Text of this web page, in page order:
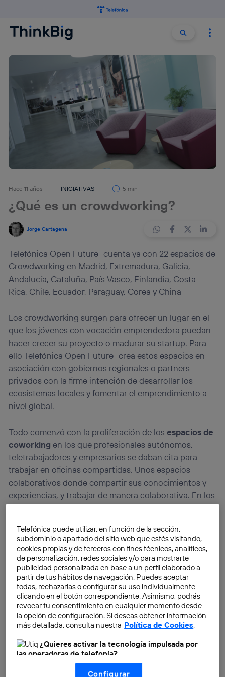
Buscar
Hace 11 años INICIATIVAS 5 min
¿Qué es un crowdworking?
Jorge Cartagena
Telefónica Open Future_ cuenta ya con 22 espacios de
Crowdworking en Madrid, Extremadura, Galicia,
Andalucía, Cataluña, País Vasco, Finlandia, Costa
Rica, Chile, Ecuador, Paraguay, Corea y China
Los crowdworking surgen para ofrecer un lugar en el
que los jóvenes con vocación emprendedora puedan
hacer crecer su proyecto o madurar su startup. Para
ello Telefónica Open Future_ crea estos espacios en
asociación con gobiernos regionales o partners
privados con la firme intención de desarrollar los
ecosistemas locales y fomentar el emprendimiento a
nivel global.
Todo comenzó con la proliferación de losespacios de
coworking en los que profesionales autónomos,
teletrabajadores y empresarios se daban cita para
trabajar en oficinas compartidas. Unos espacios
colaborativos donde compartir sus conocimientos y
experiencias, y trabajar de manera colaborativa. En los
coworking existe la figura del gestor, cuya misión es
y personales para sus miembros.
Telefónica puede utilizar, en función de la sección,
subdominio o apartado del sitio web que estés visitando,
cookies propias y de terceros con fines técnicos, analíticos,
de personalización, redes sociales y/o para mostrarte
publicidad personalizada en base a un perfil elaborado a
partir de tus hábitos de navegación. Puedes aceptar
todas, rechazarlas o configurar su uso individualmente
clicando en el botón correspondiente. Asimismo, podrás
revocar tu consentimiento en cualquier momento desde
la opción de configuración. Si deseas obtener información
más detallada, consulta nuestra Política de Cookies.
¿Quieres activar la tecnología impulsada por
las operadoras de telefonía?
Nosotros, Telefónica S.A., utilizamos la tecnología Utiq para
realizar nuestras acciones de marketing digital o análisis
Configurar